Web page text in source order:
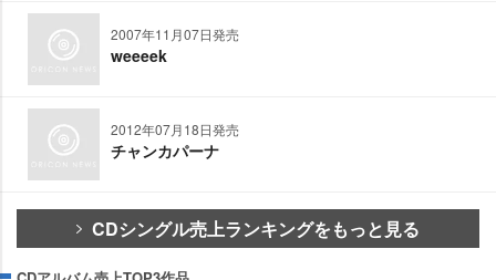
2007年11月07日発売
weeeek
2012年07月18日発売
チャンカパーナ
CDシングル売上ランキングをもっと見る